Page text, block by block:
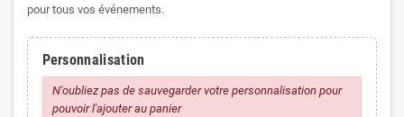
pour tous vos événements.
Personnalisation
N'oubliez pas de sauvegarder votre personnalisation pour
pouvoir l'ajouter au panier